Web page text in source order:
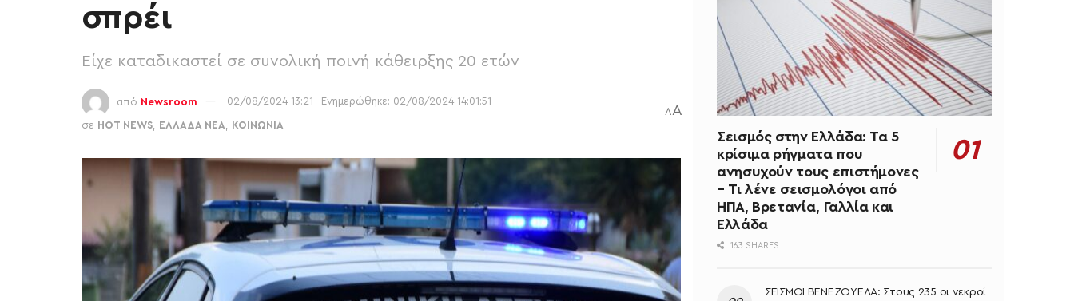
σπρέι
Είχε καταδικαστεί σε συνολική ποινή κάθειρξης 20 ετών
από Newsroom 02/08/2024 13:21 Ενημερώθηκε: 02/08/2024 14:01:51
σε HOT NEWS ΕΛΛΑΔΑ ΝΕΑ ΚΟΙΝΩΝΙΑ
AA
Σεισμός στην Ελλάδα: Τα 5
κρίσιμα ρήγματα που
ανησυχούν τους επιστήμονες
– Τι λένε σεισμολόγοι από
ΗΠΑ, Βρετανία, Γαλλία και
Ελλάδα
163 SHARES
ΣΕΙΣΜΟΙ ΒΕΝΕΖΟΥΕΛΑ: Στους 235 οι νεκροί